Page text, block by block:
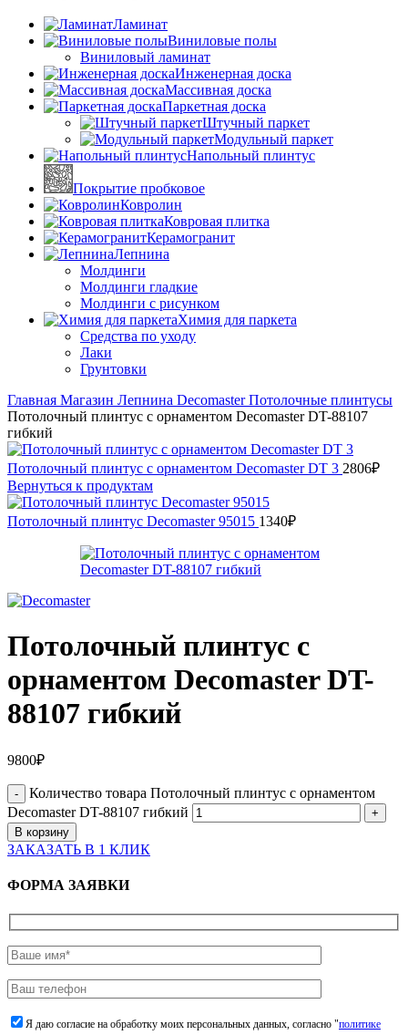
Ламинат
Виниловые полы
Виниловый ламинат
Инженерная доска
Массивная доска
Паркетная доска
Штучный паркет
Модульный паркет
Напольный плинтус
Покрытие пробковое
Ковролин
Ковровая плитка
Керамогранит
Лепнина
Молдинги
Молдинги гладкие
Молдинги с рисунком
Химия для паркета
Средства по уходу
Лаки
Грунтовки
Главная Магазин Лепнина DecomasterПотолочные плинтусы
Потолочный плинтус с орнаментом Decomaster DT-88107
гибкий
Потолочный плинтус с орнаментом Decomaster DT 3 2806₽
Вернуться к продуктам
Потолочный плинтус Decomaster 95015 1340₽
Потолочный плинтус с
орнаментом Decomaster DT-
88107 гибкий
9800₽
Количество товара Потолочный плинтус с орнаментом
Decomaster DT-88107 гибкий
В корзину
ЗАКАЗАТЬ В 1 КЛИК
ФОРМА ЗАЯВКИ
Я даю согласие на обработку моих персональных данных, согласно "политике